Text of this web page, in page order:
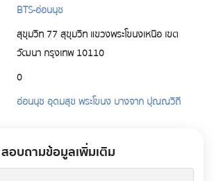
BTS-อ่อนนุช
สุขุมวิท 77 สุขุมวิท แขวงพระโขนงเหนือ เขต
วัฒนา กรุงเทพ 10110
0
อ่อนนุช อุดมสุข พระโขนง บางจาก ปุณณวิถี
สอบถามข้อมูลเพิ่มเติม